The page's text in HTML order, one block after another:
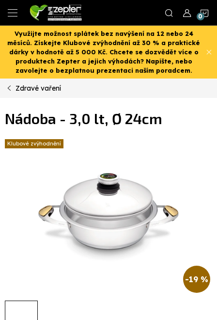
obsah
Využijte možnost splátek bez navýšení na 12 nebo 24
měsíců. Získejte Klubové zvýhodnění až 30 % a praktické
dárky v hodnotě až 5 000 Kč. Chcete se dozvědět více o
produktech Zepter a jejich výhodách? Napište, nebo
zavolejte o bezplatnou prezentaci naším poradcem.
Zdravé vaření
Nádoba - 3,0 lt, Ø 24cm
Klubové zvýhodnění
-19 %